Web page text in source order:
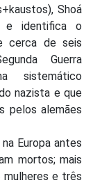
Shoá
e identifica o
cerca de seis
Guerra
sistemático
nazista e que
pelos alemães
Europa antes
mortos; mais
mulheres e três